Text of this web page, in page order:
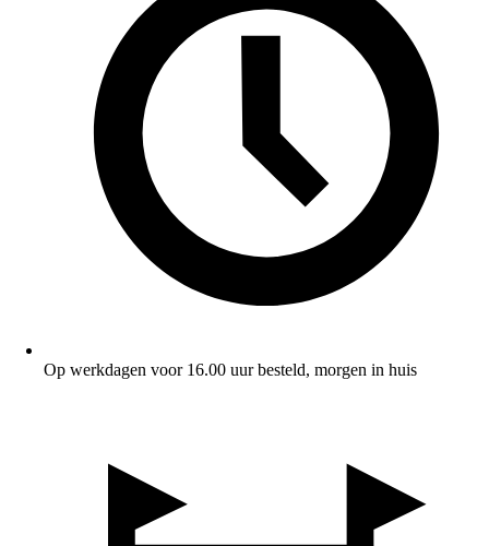
Op werkdagen voor 16.00 uur besteld, morgen in huis